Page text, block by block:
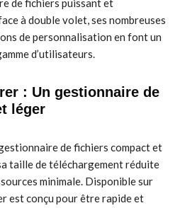
de fichiers puissant et
à double volet, ses nombreuses
de personnalisation en font un
d’utilisateurs.
: Un gestionnaire de
léger
de fichiers compact et
taille de téléchargement réduite
minimale. Disponible sur
est conçu pour être rapide et